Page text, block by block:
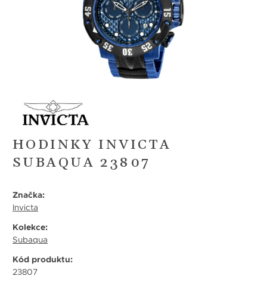
HODINKY INVICTA
SUBAQUA 23807
Značka:
Invicta
Kolekce:
Subaqua
Kód produktu:
23807